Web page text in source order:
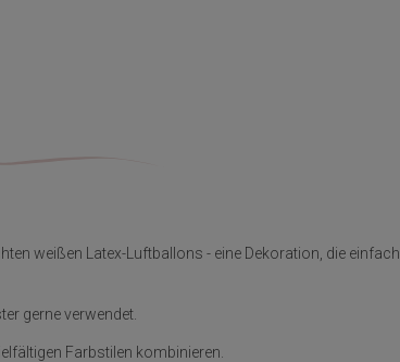
weißen Latex-Luftballons - eine Dekoration, die einfach
gerne verwendet.
Farbstilen kombinieren.